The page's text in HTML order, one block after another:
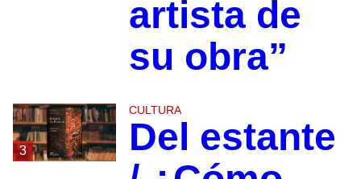
artista de
su obra”
3
CULTURA
Del estante